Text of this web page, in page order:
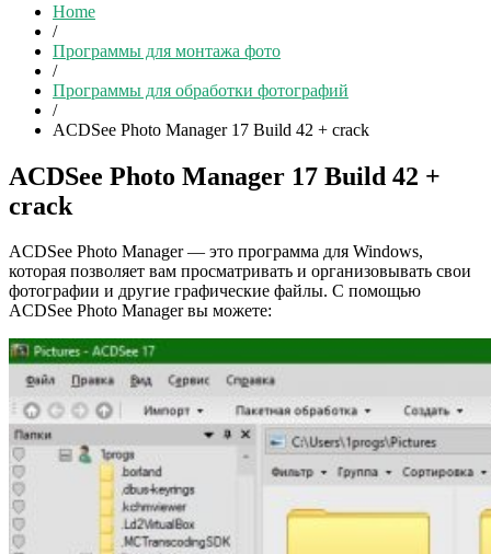
Home
/
Программы для монтажа фото
/
Программы для обработки фотографий
/
ACDSee Photo Manager 17 Build 42 + crack
ACDSee Photo Manager 17 Build 42 +
crack
ACDSee Photo Manager — это программа для Windows,
которая позволяет вам просматривать и организовывать свои
фотографии и другие графические файлы. С помощью
ACDSee Photo Manager вы можете: